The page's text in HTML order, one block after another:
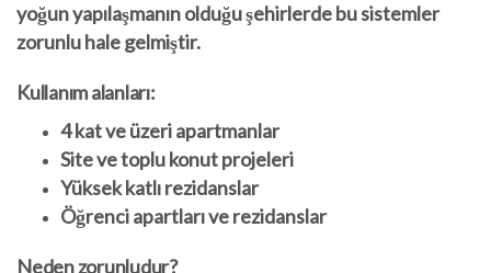
yoğun yapılaşmanın olduğu şehirlerde bu sistemler
zorunlu hale gelmiştir.
Kullanım alanları:
4 kat ve üzeri apartmanlar
Site ve toplu konut projeleri
Yüksek katlı rezidanslar
Öğrenci apartları ve rezidanslar
Neden zorunludur?